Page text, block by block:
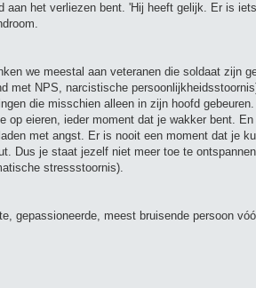
het verliezen bent. 'Hij heeft gelijk. Er is
we meestal aan veteranen die soldaat zijn
met NPS, narcistische
die misschien alleen in zijn hoofd
eieren, ieder moment dat je wakker bent.
met angst. Er is nooit een moment dat je
Dus je staat jezelf niet meer toe te
stressstoornis).
gepassioneerde, meest bruisende persoon